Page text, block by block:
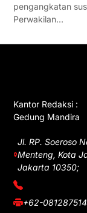
pengangkatan
Perwakilan…
Kantor Redaksi :
Gedung Mandira
Jl. RP. Soeroso
Menteng, Kota
Jakarta 10350;
(021) 3908026
+62-